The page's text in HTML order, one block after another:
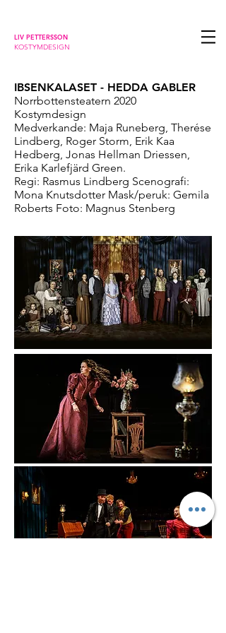
LIV PETTERSSON
KOSTYMDESIGN
IBSENKALASET - HEDDA GABLER
Norrbottensteatern 2020
Kostymdesign
Medverkande: Maja Runeberg, Therése
Lindberg, Roger Storm, Erik Kaa
Hedberg, Jonas Hellman Driessen,
Erika Karlefjärd Green.
Regi: Rasmus Lindberg Scenografi:
Mona Knutsdotter Mask/peruk: Gemila
Roberts Foto: Magnus Stenberg